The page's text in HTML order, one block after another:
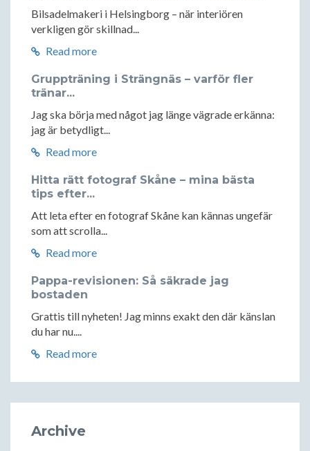
Bilsadelmakeri i Helsingborg – när interiören
verkligen gör skillnad...
Read more
Gruppträning i Strängnäs – varför fler
tränar...
Jag ska börja med något jag länge vägrade erkänna:
jag är betydligt...
Read more
Hitta rätt fotograf Skåne – mina bästa
tips efter...
Att leta efter en fotograf Skåne kan kännas ungefär
som att scrolla...
Read more
Pappa-revisionen: Så säkrade jag
bostaden
Grattis till nyheten! Jag minns exakt den där känslan
du har nu....
Read more
Archive